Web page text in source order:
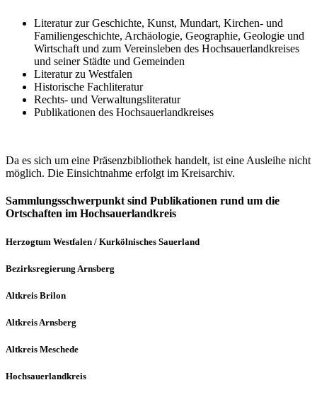
Literatur zur Geschichte, Kunst, Mundart, Kirchen- und
Familiengeschichte, Archäologie, Geographie, Geologie und
Wirtschaft und zum Vereinsleben des Hochsauerlandkreises
und seiner Städte und Gemeinden
Literatur zu Westfalen
Historische Fachliteratur
Rechts- und Verwaltungsliteratur
Publikationen des Hochsauerlandkreises
Da es sich um eine Präsenzbibliothek handelt, ist eine Ausleihe nicht
möglich. Die Einsichtnahme erfolgt im Kreisarchiv.
Sammlungsschwerpunkt sind Publikationen rund um die
Ortschaften im Hochsauerlandkreis
Herzogtum Westfalen / Kurkölnisches Sauerland
Bezirksregierung Arnsberg
Altkreis Brilon
Altkreis Arnsberg
Altkreis Meschede
Hochsauerlandkreis